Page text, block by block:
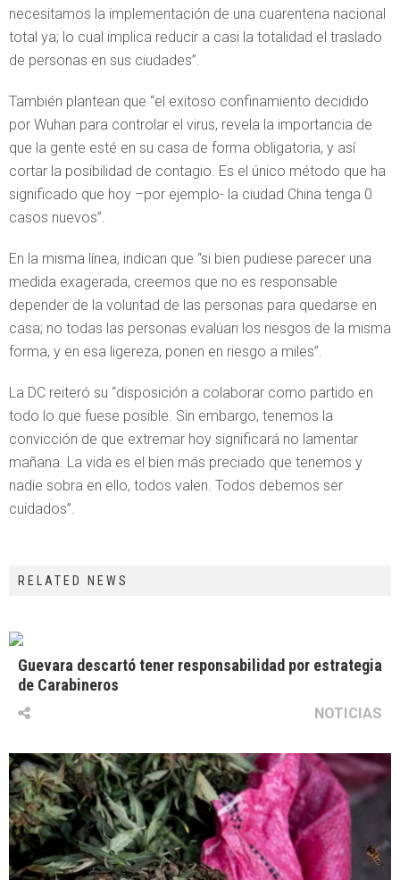
necesitamos la implementación de una cuarentena nacional
total ya; lo cual implica reducir a casi la totalidad el traslado
de personas en sus ciudades”.
También plantean que “el exitoso confinamiento decidido
por Wuhan para controlar el virus, revela la importancia de
que la gente esté en su casa de forma obligatoria, y así
cortar la posibilidad de contagio. Es el único método que ha
significado que hoy –por ejemplo- la ciudad China tenga 0
casos nuevos”.
En la misma línea, indican que “si bien pudiese parecer una
medida exagerada, creemos que no es responsable
depender de la voluntad de las personas para quedarse en
casa; no todas las personas evalúan los riesgos de la misma
forma, y en esa ligereza, ponen en riesgo a miles”.
La DC reiteró su “disposición a colaborar como partido en
todo lo que fuese posible. Sin embargo, tenemos la
convicción de que extremar hoy significará no lamentar
mañana. La vida es el bien más preciado que tenemos y
nadie sobra en ello, todos valen. Todos debemos ser
cuidados”.
RELATED NEWS
Guevara descartó tener responsabilidad por estrategia
de Carabineros
NOTICIAS